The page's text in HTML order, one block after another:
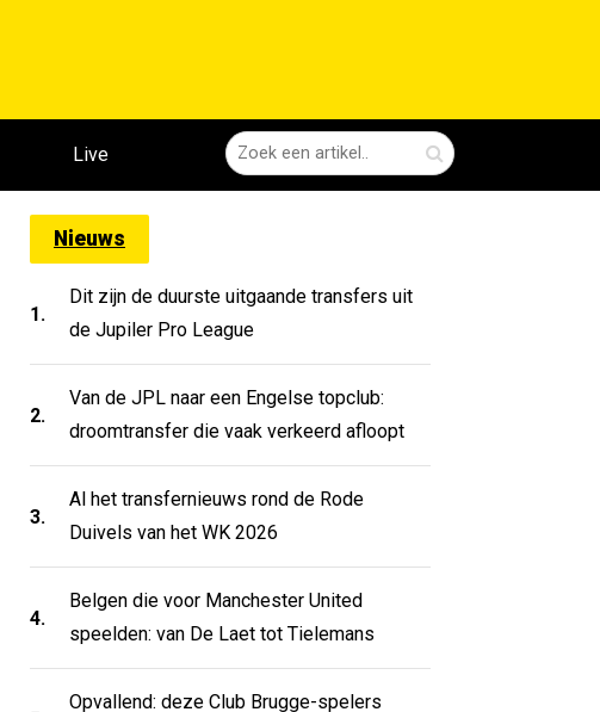
Live
Nieuws
1.
Dit zijn de duurste uitgaande transfers uit
de Jupiler Pro League
2.
Van de JPL naar een Engelse topclub:
droomtransfer die vaak verkeerd afloopt
3.
Al het transfernieuws rond de Rode
Duivels van het WK 2026
4.
Belgen die voor Manchester United
speelden: van De Laet tot Tielemans
Opvallend: deze Club Brugge-spelers